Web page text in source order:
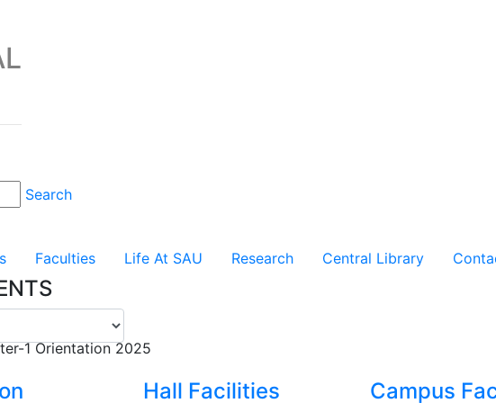
Search
Faculties Life At SAU Research Central Library
Hall Facilities Campus
1 Orientation 2025